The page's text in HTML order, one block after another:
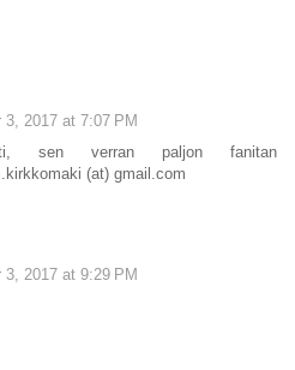
3, 2017 at 7:07 PM
sen verran paljon fanitan
(at) gmail.com
3, 2017 at 9:29 PM